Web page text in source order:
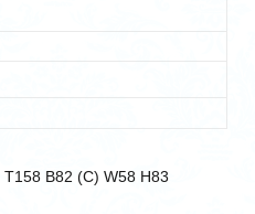
T158 B82 (C) W58 H83